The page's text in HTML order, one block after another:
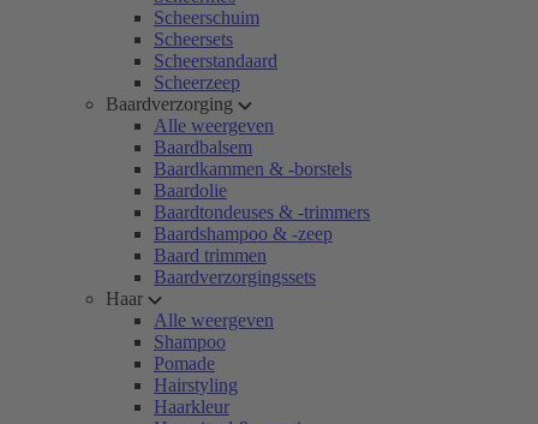
Scheerschuim
Scheersets
Scheerstandaard
Scheerzeep
Baardverzorging
Alle weergeven
Baardbalsem
Baardkammen & -borstels
Baardolie
Baardtondeuses & -trimmers
Baardshampoo & -zeep
Baard trimmen
Baardverzorgingssets
Haar
Alle weergeven
Shampoo
Pomade
Hairstyling
Haarkleur